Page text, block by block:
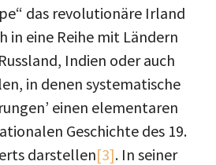
das revolutionäre Irland
in eine Reihe mit Ländern
Indien oder auch
in denen systematische
einen elementaren
Geschichte des 19.
darstellen[3]. In seiner